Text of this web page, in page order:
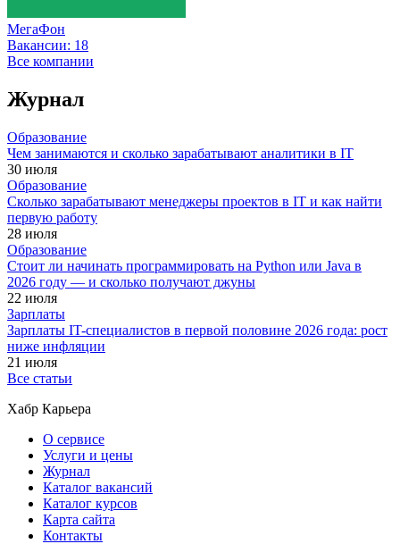
МегаФон
Вакансии: 18
Все компании
Журнал
Образование
Чем занимаются и сколько зарабатывают аналитики в IT
30 июля
Образование
Сколько зарабатывают менеджеры проектов в IT и как найти
первую работу
28 июля
Образование
Стоит ли начинать программировать на Python или Java в
2026 году — и сколько получают джуны
22 июля
Зарплаты
Зарплаты IT-специалистов в первой половине 2026 года: рост
ниже инфляции
21 июля
Все статьи
Хабр Карьера
О сервисе
Услуги и цены
Журнал
Каталог вакансий
Каталог курсов
Карта сайта
Контакты